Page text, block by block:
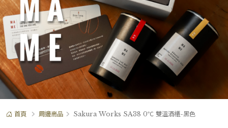
首頁 周邊商品 Sakura Works SA38 0℃ 雙溫酒櫃-黑色